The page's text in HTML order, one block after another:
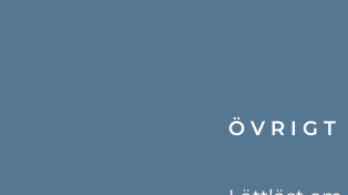
ÖVRIGT